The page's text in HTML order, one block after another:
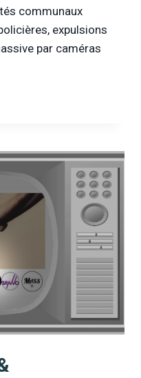
communaux
expulsions
par caméras